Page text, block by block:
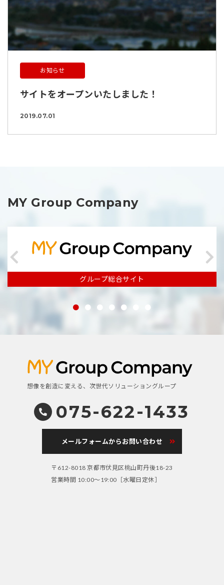
お知らせ
サイトをオープンいたしました！
2019.07.01
MY Group Company
グループ総合サイト
想像を創造に変える、次世代ソリューショングループ
075-622-1433
メールフォームからお問い合わせ
〒612-8018 京都市伏見区桃山町丹後18-23
営業時間 10:00～19:00［水曜日定休］